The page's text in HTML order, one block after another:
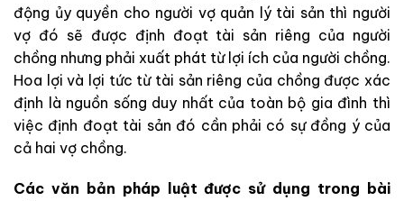
động ủy quyền cho người vợ quản lý tài sản thì người
vợ đó sẽ được định đoạt tài sản riêng của người
chồng nhưng phải xuất phát từ lợi ích của người chồng.
Hoa lợi và lợi tức từ tài sản riêng của chồng được xác
định là nguồn sống duy nhất của toàn bộ gia đình thì
việc định đoạt tài sản đó cần phải có sự đồng ý của
cả hai vợ chồng.
Các văn bản pháp luật được sử dụng trong bài